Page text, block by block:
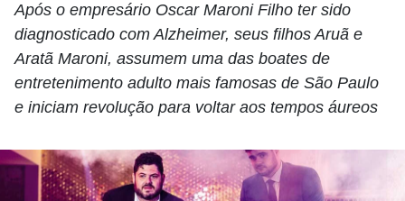
Após o empresário Oscar Maroni Filho ter sido
diagnosticado com Alzheimer, seus filhos Aruã e
Aratã Maroni, assumem uma das boates de
entretenimento adulto mais famosas de São Paulo
e iniciam revolução para voltar aos tempos áureos